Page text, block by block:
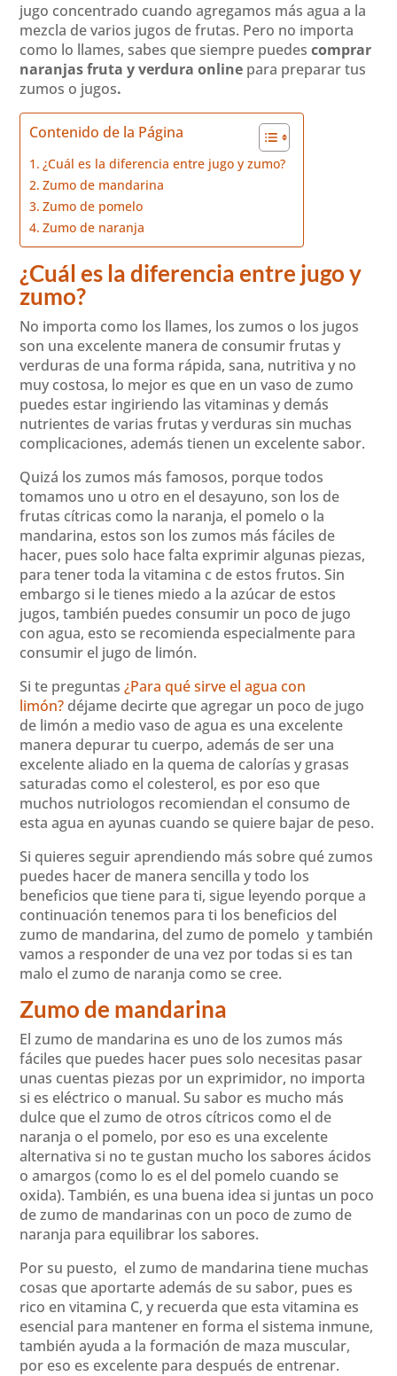
jugo concentrado cuando agregamos más agua a la
mezcla de varios jugos de frutas. Pero no importa
como lo llames, sabes que siempre puedescomprar
naranjas fruta y verdura online para preparar tus
zumos o jugos.
Contenido de la Página
¿Cuál es la diferencia entre jugo y zumo?
Zumo de mandarina
Zumo de pomelo
Zumo de naranja
¿Cuál es la diferencia entre jugo y
zumo?
No importa como los llames, los zumos o los jugos
son una excelente manera de consumir frutas y
verduras de una forma rápida, sana, nutritiva y no
muy costosa, lo mejor es que en un vaso de zumo
puedes estar ingiriendo las vitaminas y demás
nutrientes de varias frutas y verduras sin muchas
complicaciones, además tienen un excelente sabor.
Quizá los zumos más famosos, porque todos
tomamos uno u otro en el desayuno, son los de
frutas cítricas como la naranja, el pomelo o la
mandarina, estos son los zumos más fáciles de
hacer, pues solo hace falta exprimir algunas piezas,
para tener toda la vitamina c de estos frutos. Sin
embargo si le tienes miedo a la azúcar de estos
jugos, también puedes consumir un poco de jugo
con agua, esto se recomienda especialmente para
consumir el jugo de limón.
Si te preguntas¿Para qué sirve el agua con
limón? déjame decirte que agregar un poco de jugo
de limón a medio vaso de agua es una excelente
manera depurar tu cuerpo, además de ser una
excelente aliado en la quema de calorías y grasas
saturadas como el colesterol, es por eso que
muchos nutriologos recomiendan el consumo de
esta agua en ayunas cuando se quiere bajar de peso.
Si quieres seguir aprendiendo más sobre qué zumos
puedes hacer de manera sencilla y todo los
beneficios que tiene para ti, sigue leyendo porque a
continuación tenemos para ti los beneficios del
zumo de mandarina, del zumo de pomelo y también
vamos a responder de una vez por todas si es tan
malo el zumo de naranja como se cree.
Zumo de mandarina
El zumo de mandarina es uno de los zumos más
fáciles que puedes hacer pues solo necesitas pasar
unas cuentas piezas por un exprimidor, no importa
si es eléctrico o manual. Su sabor es mucho más
dulce que el zumo de otros cítricos como el de
naranja o el pomelo, por eso es una excelente
alternativa si no te gustan mucho los sabores ácidos
o amargos (como lo es el del pomelo cuando se
oxida). También, es una buena idea si juntas un poco
de zumo de mandarinas con un poco de zumo de
naranja para equilibrar los sabores.
Por su puesto, el zumo de mandarina tiene muchas
cosas que aportarte además de su sabor, pues es
rico en vitamina C, y recuerda que esta vitamina es
esencial para mantener en forma el sistema inmune,
también ayuda a la formación de maza muscular,
por eso es excelente para después de entrenar.